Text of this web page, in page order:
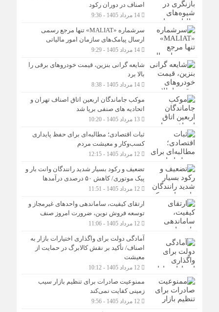
اصناف در دوران رکود
14 مرداد 1405 - 9:36
سرشماره «MALIAT» تنها مرجع رسمی
ارسال پیامک‌های سازمان امور مالیاتی
14 مرداد 1405 - 9:29
شایعه گرانی بنزین، قیمت خودروهای برقی را
بالا برد
14 مرداد 1405 - 8:38
موکب جاماندگان اربعین اتاق اصناف تهران و
اتحادیه های صنفی برپا شد
13 مرداد 1405 - 10:20
ثبات اقتصادی؛ مطالبه‌ای برای حفظ پایداری
کسب‌وکار و معیشت مردم
12 مرداد 1405 - 12:15
تضعیف و رکود بسیار شدید رانندگان وانت بار و
پیک موتوری/ کاهش ۵۰ درصدی درآمدها
12 مرداد 1405 - 11:51
ارتقای کیفیت، ساماندهی واحدهای غیرمجاز و
توسعه فروش نوین، ضرورت امروز صنف
12 مرداد 1405 - 11:06
آمادگی دولت برای واگذاری اختیارات بازار به
اصناف/ تأکید بر نقش کالابرگ در حمایت از
معیشت
12 مرداد 1405 - 10:12
ممنوعیت صادرات برای تنظیم بازار سیب
زمینی کفایت نمی‌کند
12 مرداد 1405 - 9:56